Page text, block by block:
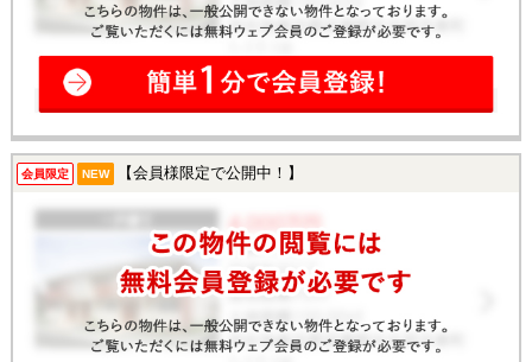
会員限定 NEW 【会員様限定で公開中！】